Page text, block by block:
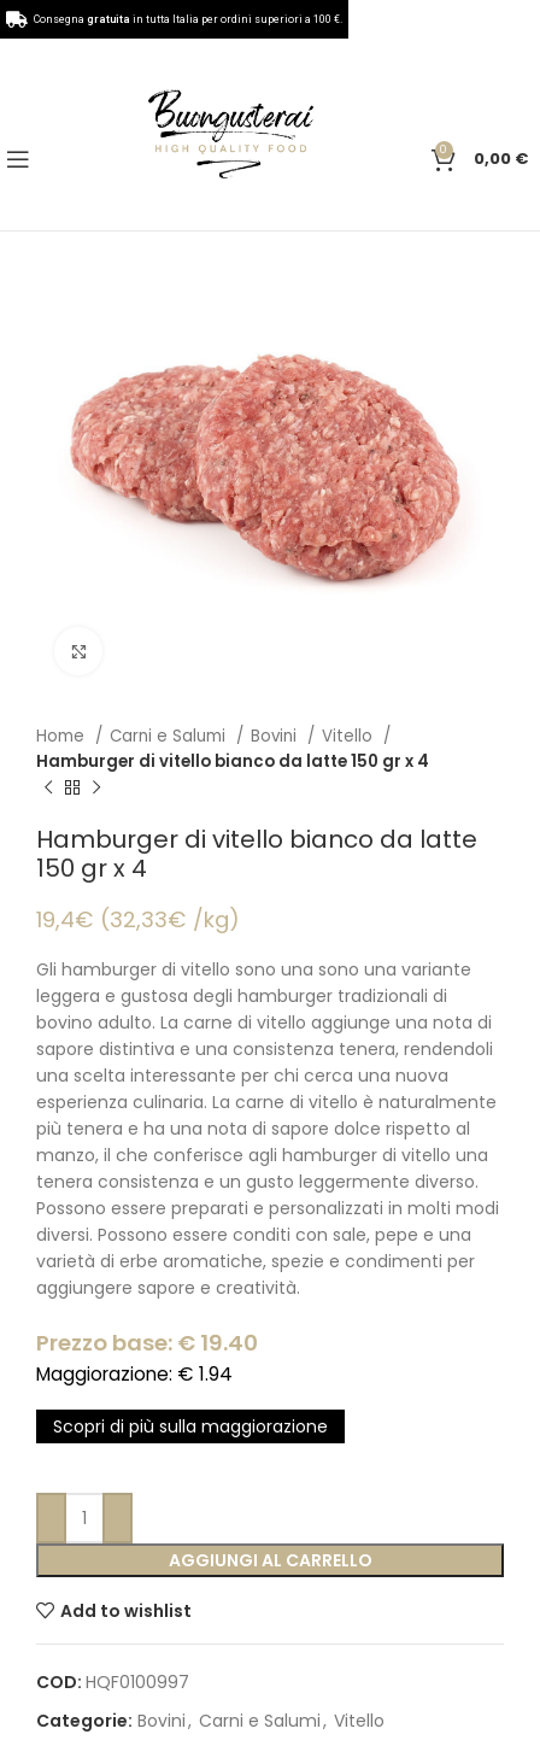
0 0,00 €
Home Carni e Salumi Bovini
Vitello
Hamburger di vitello bianco da latte 150 gr x 4
Hamburger di vitello bianco da latte
150 gr x 4
19,4€ (32,33€ /kg)
Gli hamburger di vitello sono una sono una variante
leggera e gustosa degli hamburger tradizionali di
bovino adulto. La carne di vitello aggiunge una nota di
sapore distintiva e una consistenza tenera, rendendoli
una scelta interessante per chi cerca una nuova
esperienza culinaria. La carne di vitello è naturalmente
più tenera e ha una nota di sapore dolce rispetto al
manzo, il che conferisce agli hamburger di vitello una
tenera consistenza e un gusto leggermente diverso.
Possono essere preparati e personalizzati in molti modi
diversi. Possono essere conditi con sale, pepe e una
varietà di erbe aromatiche, spezie e condimenti per
aggiungere sapore e creatività.
Prezzo base: € 19.40
Maggiorazione: € 1.94
Scopri di più sulla maggiorazione
AGGIUNGI AL CARRELLO
Add to wishlist
COD: HQF0100997
Categorie: Bovini, Carni e Salumi, Vitello
Consegna gratuita in tutta Italia per ordini superiori a 100 €.